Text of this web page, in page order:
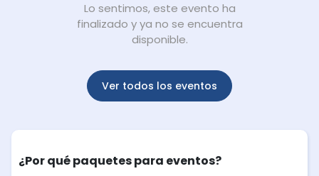
Lo sentimos, este evento ha
finalizado y ya no se encuentra
disponible.
Ver todos los eventos
¿Por qué paquetes para eventos?